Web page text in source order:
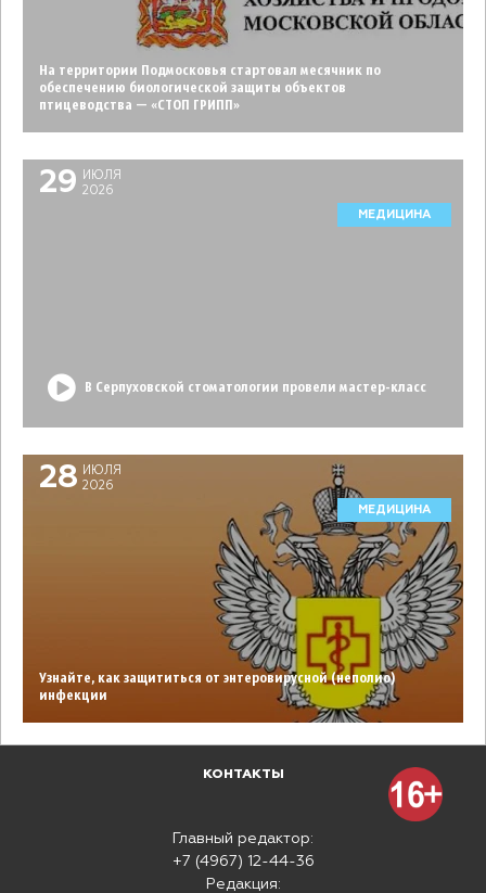
На территории Подмосковья стартовал месячник по
обеспечению биологической защиты объектов
птицеводства — «СТОП ГРИПП»
29
ИЮЛЯ
2026
МЕДИЦИНА
В Серпуховской стоматологии провели мастер-класс
28
ИЮЛЯ
2026
МЕДИЦИНА
Узнайте, как защититься от энтеровирусной (неполио)
инфекции
КОНТАКТЫ
Главный редактор:
+7 (4967) 12-44-36
Редакция: